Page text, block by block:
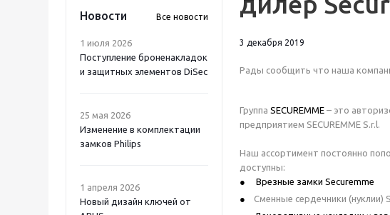
Новости Все новости
1 июля 2026
Поступление броненакладок
и защитных элементов DiSec
25 мая 2026
Изменение в комплектации
замков Philips
1 апреля 2026
Новый дизайн ключей от
3 декабря 2019
Рады сообщить что наша
Группа SECUREMME – это
предприятием SECUREMME S.r.l.
Наш ассортимент постоянно
доступны:
Врезные замки Securemme
Сменные сердечники (нуклии)